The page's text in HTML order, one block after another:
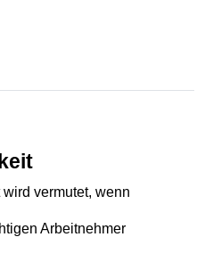
vermutet, wenn
Arbeitnehmer